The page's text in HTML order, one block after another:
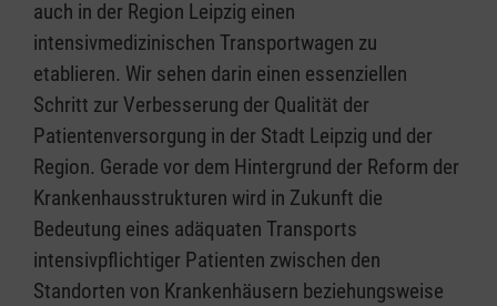
auch in der Region Leipzig einen
intensivmedizinischen Transportwagen zu
etablieren. Wir sehen darin einen essenziellen
Schritt zur Verbesserung der Qualität der
Patientenversorgung in der Stadt Leipzig und der
Region. Gerade vor dem Hintergrund der Reform der
Krankenhausstrukturen wird in Zukunft die
Bedeutung eines adäquaten Transports
intensivpflichtiger Patienten zwischen den
Standorten von Krankenhäusern beziehungsweise